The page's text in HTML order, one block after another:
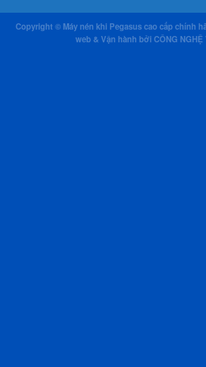
Copyright © Máy nén khi Pegasus cao cấp chính
web & Vận hành bởi CÔNG NGHỆ